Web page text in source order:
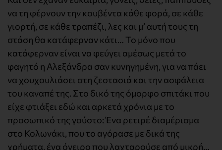
να τη φέρνουν την κουβέντα κάθε φορά, σε κάθε
γιορτή, σε κάθε τραπέζι, λες και μ’ αυτή τους τη
στάση θα κατάφερναν κάτι… Το μόνο που
κατάφερναν είναι να φεύγει αμέσως μετά το
φαγητό η Αλεξάνδρα σαν κυνηγημένη, για να πάει
να χουχουλιάσει στη ζεστασιά και την ασφάλεια
του καναπέ της. Στο δικό της όμορφο σπιτάκι που
είχε φτιάξει εδώ και αρκετά χρόνια με το
προσωπικό της γούστο: Ένα ρετιρέ διαμέρισμα
στο Κολωνάκι, που το αγόρασε με δικά της
χρήματα, ένα όνειρο που λαχταρούσε από μικρή…